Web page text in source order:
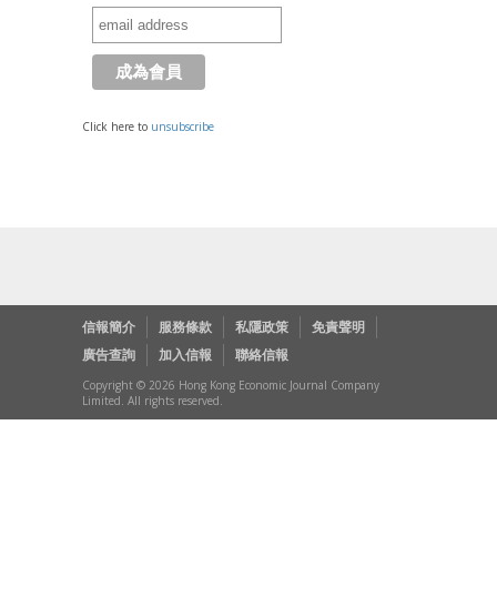
Click here to unsubscribe
信報簡介 服務條款 私隱政策
免責聲明
廣告查詢
加入信報 聯絡信報
Copyright © 2026 Hong Kong Economic Journal Company
Limited. All rights reserved.